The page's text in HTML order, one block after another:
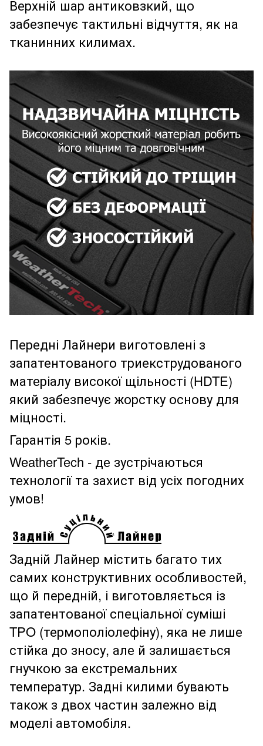
Верхній шар антиковзкий, що
забезпечує тактильні відчуття, як на
тканинних килимах.
Передні Лайнери виготовлені з
запатентованого триекструдованого
матеріалу високої щільності (HDTE)
який забезпечує жорстку основу для
міцності.
Гарантія 5 років.
WeatherTech - де зустрічаються
технології та захист від усіх погодних
умов!
Задній Лайнер містить багато тих
самих конструктивних особливостей,
що й передній, і виготовляється із
запатентованої спеціальної суміші
TPO (термополіолефіну), яка не лише
стійка до зносу, але й залишається
гнучкою за екстремальних
температур. Задні килими бувають
також з двох частин залежно від
моделі автомобіля.